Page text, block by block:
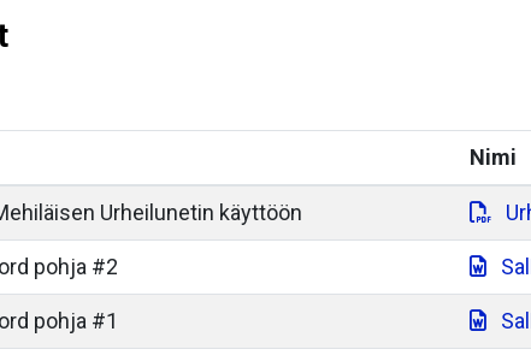
Nimi
Urheilunetin käyttöön
pohja #2
pohja #1